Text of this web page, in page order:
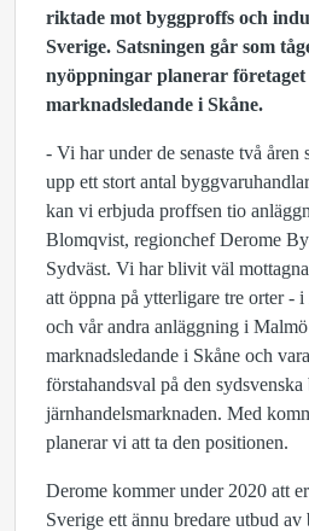
riktade mot byggproffs och
Sverige. Satsningen går som
nyöppningar planerar företaget
marknadsledande i Skåne.
- Vi har under de senaste två åren
upp ett stort antal
kan vi erbjuda proffsen tio
Blomqvist, regionchef Derome
Sydväst. Vi har blivit väl
att öppna på ytterligare tre orter -
och vår andra anläggning i
marknadsledande i Skåne och
förstahandsval på den
järnhandelsmarknaden. Med
planerar vi att ta den positionen.
Derome kommer under 2020 att
Sverige ett ännu bredare utbud